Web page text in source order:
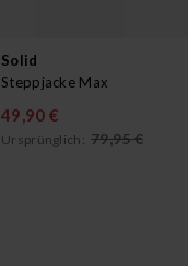
Solid
Steppjacke Max
49,90 €
Ursprünglich: 79,95 €